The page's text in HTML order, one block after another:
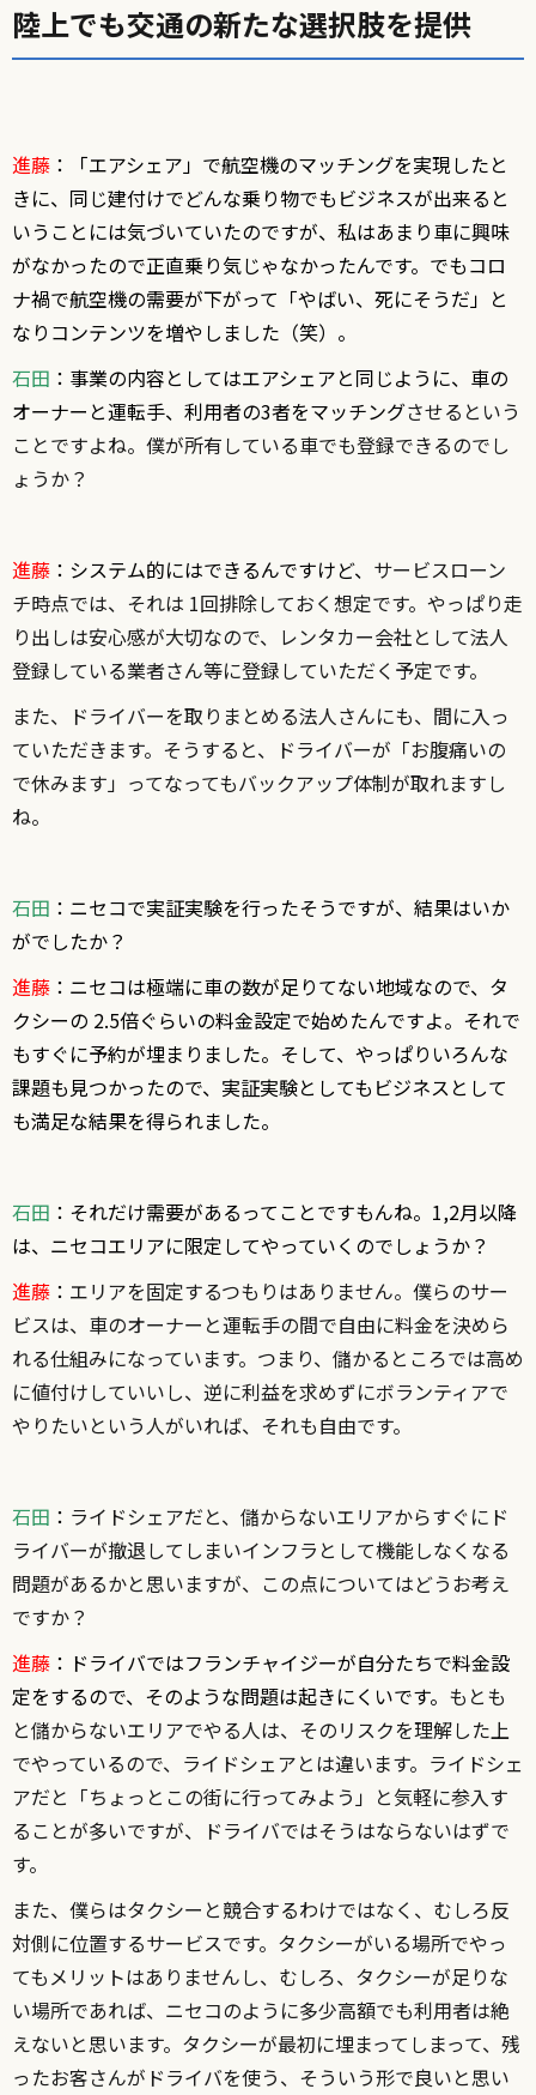
陸上でも交通の新たな選択肢を提供
進藤 ：「エアシェア」で航空機のマッチングを実現したと
きに、同じ建付けでどんな乗り物でもビジネスが出来ると
いうことには気づいていたのですが、私はあまり車に興味
がなかったので正直乗り気じゃなかったんです。でもコロ
ナ禍で航空機の需要が下がって「やばい、死にそうだ」と
なりコンテンツを増やしました（笑）。
石田 ：事業の内容としてはエアシェアと同じように、車の
オーナーと運転手、利用者の3者をマッチングさせるという
ことですよね。僕が所有している車でも登録できるのでし
ょうか？
進藤 ：システム的にはできるんですけど、 サービスローン
チ時点では、それは 1回排除しておく想定です。やっぱり走
り出しは安心感が大切なので、レンタカー会社として法人
登録している業者さん等に登録していただく予定です。
また、ドライバーを取りまとめる法人さんにも、間に入っ
ていただきます。そうすると、ドライバーが「お腹痛いの
で休みます」ってなってもバックアップ体制が取れますし
ね。
石田 ：ニセコで実証実験を行ったそうですが、結果はいか
がでしたか？
進藤 ：ニセコは極端に車の数が足りてない地域なので、タ
クシーの 2.5倍ぐらいの料金設定で始めたんですよ。それで
もすぐに予約が埋まりました。そして、やっぱりいろんな
課題も見つかったので、実証実験としてもビジネスとして
も満足な結果を得られました。
石田 ：それだけ需要があるってことですもんね。1,2月以降
は、ニセコエリアに限定してやっていくのでしょうか？
進藤 ： エリアを固定するつもりはありません。僕らのサー
ビスは、車のオーナーと運転手の間で自由に料金を決めら
れる仕組みになっています。つまり、儲かるところでは高め
に値付けしていいし、逆に利益を求めずにボランティアで
やりたいという人がいれば、それも自由です。
石田 ： ライドシェアだと、儲からないエリアからすぐにド
ライバーが撤退してしまいインフラとして機能しなくなる
問題があるかと思いますが、この点についてはどうお考え
ですか？
進藤 ：ドライバではフランチャイジーが自分たちで料金設
定をするので、そのような問題は起きにくいです。 もとも
と儲からないエリアでやる人は、そのリスクを理解した上
でやっているので、ライドシェアとは違います。ライドシェ
アだと「ちょっとこの街に行ってみよう」と気軽に参入す
ることが多いですが、ドライバではそうはならないはずで
す。
また、僕らはタクシーと競合するわけではなく、むしろ反
対側に位置するサービスです。タクシーがいる場所でやっ
てもメリットはありませんし、むしろ、タクシーが足りな
い場所であれば、ニセコのように多少高額でも利用者は絶
えないと思います。タクシーが最初に埋まってしまって、残
ったお客さんがドライバを使う、そういう形で良いと思い